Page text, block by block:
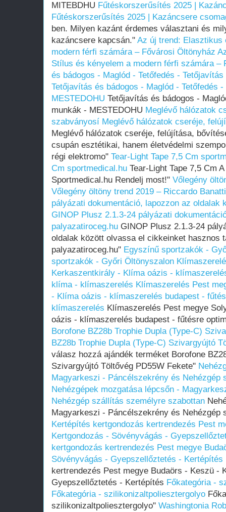
MITEBDHU Fűtéskorszerűsítés 2025 |
Fűtéskorszerűsítés 2025 | Kazáncsere
ben. Milyen kazánt érdemes választani és
kazáncsere kapcsán." Az új trend: Elasztikus
modern férfi számára – Fővárosi Öltönyház
Stílus és kényelem a modern férfi számára –
és bádogos - Maglód - Tetőfedés -
Tetőjavítás és bádogos - Maglód - Tetőfedés
MESTEDOHU Tetőjavítás és bádogos -
munkák - MESTEDOHU Meglévő hálózatok
szabványosí Meglévő hálózatok cseréje,
Meglévő hálózatok cseréje, felújítása,
csupán esztétikai, hanem életvédelmi
régi elektromo" Tear-Light Tape 7,5 Cm
Cm sportmedical.hu Tear-Light Tape 7,5 Cm
Sportmedical.hu Rendelj most!" Vőlegény
Vőlegény öltöny trend 2019 – Riccardo Banatti
pályázati dokumentáció, lapozzon az oldalak
GINOP Plusz 2.1.3-24 pályázati
palyazatiroceg.hu GINOP Plusz 2.1.3-24
oldalak között olvassa el cikkeinket hasznos
palyazatiroceg.hu" Egyszínű sportzakók -
sportzakók - Győri Öltönyszalon
Kerkaszentkirály - Klíma oázis -
klíma - klímaszerelés Klímaszerelés Pest
- Klíma oázis - klímaszerelés budapest -
klímaszerelés Klímaszerelés Pest megye
oázis - klímaszerelés budapest - fűtésre
Borofone BZ28b Trophie Dupla (Type-C)
BZ28b Trophie Dupla (Type-C) Szivargyújtó
válasz hozzá ajándék terméket Borofone
Szivargyújtó Töltővég PD55W Fekete"
Magyarkeszi - Páncélszekrény és Nehézgép
Nehézgépek mozgatása lépcsőn -
Nehézgép szállítás személyre szabottan
Magyarkeszi - Páncélszekrény és Nehézgép
Kertépítés kertgondozás kertrendezés Pest
Kertgondozás - Sövényvágás -
kertgondozás kertrendezés Pest megye
Sövényvágás - Gyepszellőztetés - Kertépítés
kertrendezés Pest megye Budaörs - Keszü -
Gyepszellőztetés - Kertépítés Főkategória -
Főkategória - szilikonizaltpoliesztergolyo
szilikonizaltpoliesztergolyo" Washingtonia